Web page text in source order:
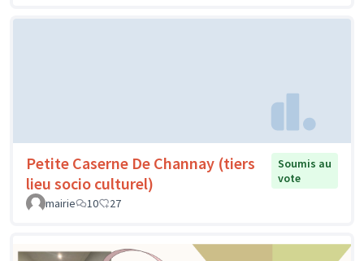
Petite Caserne De Channay (tiers
lieu socio culturel)
Soumis au
vote
mairie
10 27